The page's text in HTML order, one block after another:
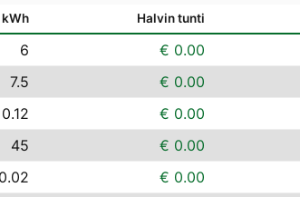
kWh Halvin tunti
6 € 0.00
7.5 € 0.00
0.12 € 0.00
45 € 0.00
0.02 € 0.00